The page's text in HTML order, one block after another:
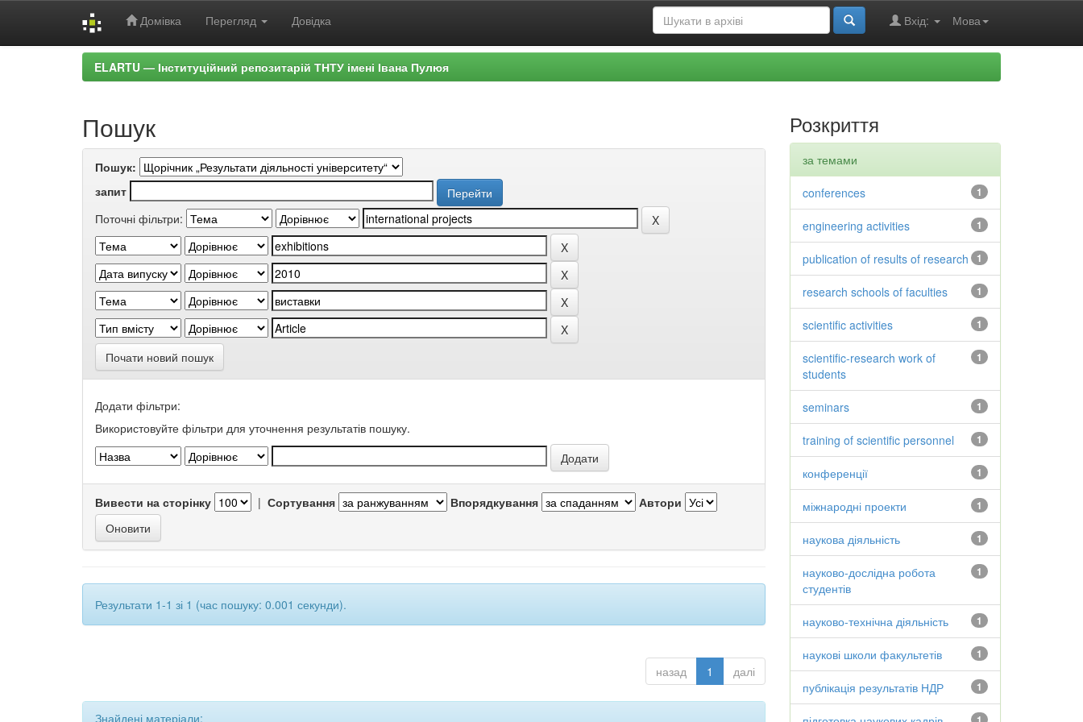
Домівка Перегляд Довідка Мова
Вхід:
ELARTU — Інституційний репозитарій ТНТУ імені Івана Пулюя
Пошук
Пошук:
запит
Поточні фільтри:
Почати новий пошук
Додати фільтри:
Використовуйте фільтри для уточнення результатів пошуку.
Вивести на сторінку | Сортування Впорядкування Автори
Результати 1-1 зі 1 (час пошуку: 0.001 секунди).
назад 1 далі
Знайдені матеріали:
Розкриття
за темами
1
conferences
1
engineering activities
1
publication of results of research
1
research schools of faculties
1
scientific activities
1
scientific-research work of
students
1
seminars
1
training of scientific personnel
1
конференції
1
міжнародні проекти
1
наукова діяльність
1
науково-дослідна робота
студентів
1
науково-технічна діяльність
1
наукові школи факультетів
1
публікація результатів НДР